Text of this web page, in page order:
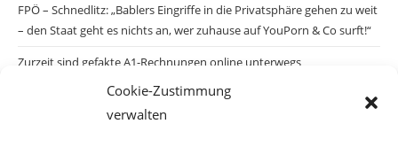
Cookie-Zustimmung
verwalten
FPÖ – Schnedlitz: „Bablers Eingriffe in die Privatsphäre gehen zu weit
– den Staat geht es nichts an, wer zuhause auf YouPorn & Co surft!“
Zurzeit sind gefakte A1-Rechnungen online unterwegs
Salzburgs Juden und ihre Sicherheit: „Erst nach einem Anschlag wäre
die Gefahr endlich konkret!“